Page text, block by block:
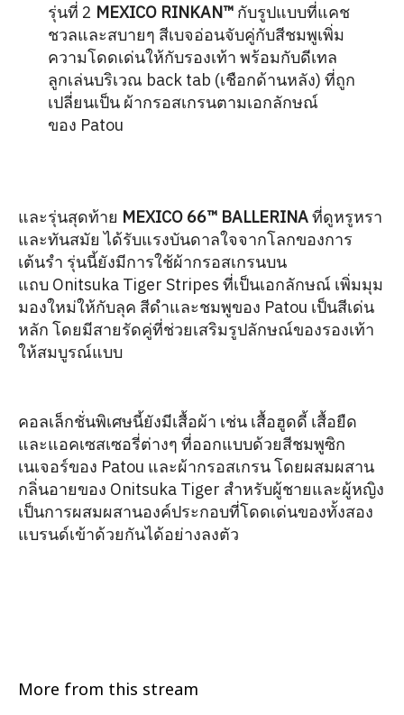
รุ่นที่ 2 MEXICO RINKAN™กับรูปแบบที่แคช
ชวลและสบายๆ สีเบจอ่อนจับคู่กับสีชมพูเพิ่ม
ความโดดเด่นให้กับรองเท้า พร้อมกับดีเทล
ลูกเล่นบริเวณ back tab (เชือกด้านหลัง) ที่ถูก
เปลี่ยนเป็น ผ้ากรอสเกรนตามเอกลักษณ์
ของ Patou
และรุ่นสุดท้าย MEXICO 66™ BALLERINAที่ดูหรูหรา
และทันสมัย ได้รับแรงบันดาลใจจากโลกของการ
เต้นรำ รุ่นนี้ยังมีการใช้ผ้ากรอสเกรนบน
แถบ Onitsuka Tiger Stripes ที่เป็นเอกลักษณ์ เพิ่มมุม
มองใหม่ให้กับลุค สีดำและชมพูของ Patou เป็นสีเด่น
หลัก โดยมีสายรัดคู่ที่ช่วยเสริมรูปลักษณ์ของรองเท้า
ให้สมบูรณ์แบบ
คอลเล็กชั่นพิเศษนี้ยังมีเสื้อผ้า เช่น เสื้อฮูดดี้ เสื้อยืด
และแอคเซสเซอรี่ต่างๆ ที่ออกแบบด้วยสีชมพูซิก
เนเจอร์ของ Patou และผ้ากรอสเกรน โดยผสมผสาน
กลิ่นอายของ Onitsuka Tiger สำหรับผู้ชายและผู้หญิง
เป็นการผสมผสานองค์ประกอบที่โดดเด่นของทั้งสอง
แบรนด์เข้าด้วยกันได้อย่างลงตัว
More from this stream